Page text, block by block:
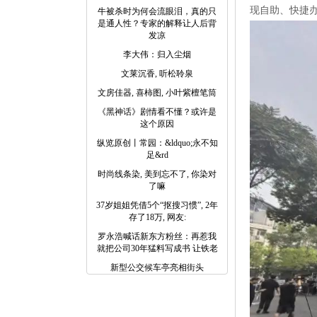
牛被杀时为何会流眼泪，真的只
是通人性？专家的解释让人后背
发凉
李大伟：归入尘烟
文莱沉香, 听松聆泉
文房佳器, 喜柿图, 小叶紫檀笔筒
《黑神话》剧情看不懂？或许是
这个原因
纵览原创丨常园：&ldquo;永不知
足&rd
时尚线条染, 美到忘不了, 你染对
了嘛
37岁姐姐凭借5个“抠搜习惯”, 2年
存了18万, 网友:
罗永浩喊话新东方粉丝：再惹我
就把公司30年猛料写成书 让铁老
新型公交候车亭亮相街头
现自助、快捷